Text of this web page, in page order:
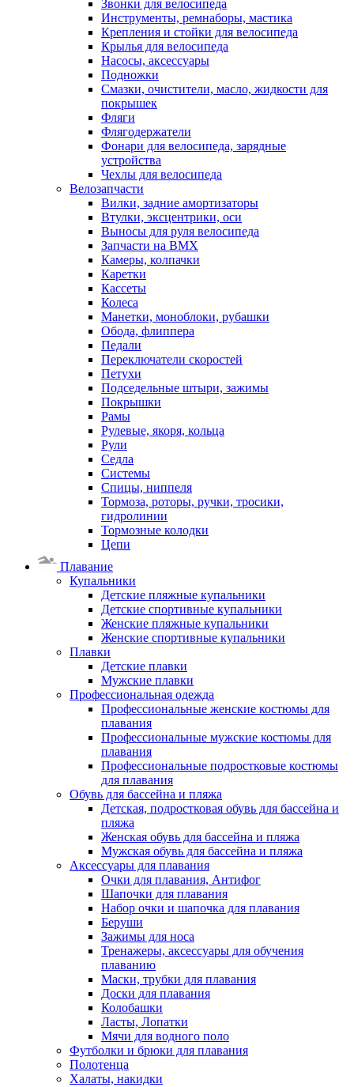
Звонки для велосипеда
Инструменты, ремнаборы, мастика
Крепления и стойки для велосипеда
Крылья для велосипеда
Насосы, аксессуары
Подножки
Смазки, очистители, масло, жидкости для
покрышек
Фляги
Флягодержатели
Фонари для велосипеда, зарядные
устройства
Чехлы для велосипеда
Велозапчасти
Вилки, задние амортизаторы
Втулки, эксцентрики, оси
Выносы для руля велосипеда
Запчасти на BMX
Камеры, колпачки
Каретки
Кассеты
Колеса
Манетки, моноблоки, рубашки
Обода, флиппера
Педали
Переключатели скоростей
Петухи
Подседельные штыри, зажимы
Покрышки
Рамы
Рулевые, якоря, кольца
Рули
Седла
Системы
Спицы, ниппеля
Тормоза, роторы, ручки, тросики,
гидролинии
Тормозные колодки
Цепи
Плавание
Купальники
Детские пляжные купальники
Детские спортивные купальники
Женские пляжные купальники
Женские спортивные купальники
Плавки
Детские плавки
Мужские плавки
Профессиональная одежда
Профессиональные женские костюмы для
плавания
Профессиональные мужские костюмы для
плавания
Профессиональные подростковые костюмы
для плавания
Обувь для бассейна и пляжа
Детская, подростковая обувь для бассейна и
пляжа
Женская обувь для бассейна и пляжа
Мужская обувь для бассейна и пляжа
Аксессуары для плавания
Очки для плавания, Антифог
Шапочки для плавания
Набор очки и шапочка для плавания
Беруши
Зажимы для носа
Тренажеры, аксессуары для обучения
плаванию
Маски, трубки для плавания
Доски для плавания
Колобашки
Ласты, Лопатки
Мячи для водного поло
Футболки и брюки для плавания
Полотенца
Халаты, накидки